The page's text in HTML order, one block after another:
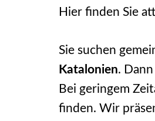
Hier finden Sie
Sie suchen
Katalonien.
Bei geringem
finden. Wir